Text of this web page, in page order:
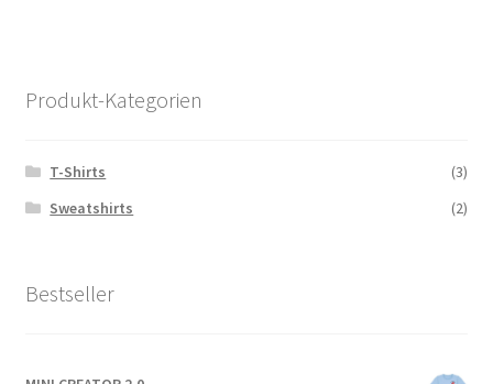
Produkt-Kategorien
T-Shirts
(3)
Sweatshirts
(2)
Bestseller